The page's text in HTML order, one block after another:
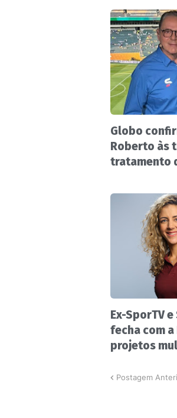
Globo
Roberto às
tratamento
Ex-SporTV
fecha com a
projetos
Postagem